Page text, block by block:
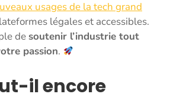
usages de la tech grand
légales et accessibles.
desoutenir l’industrie tout
passion.
il encore